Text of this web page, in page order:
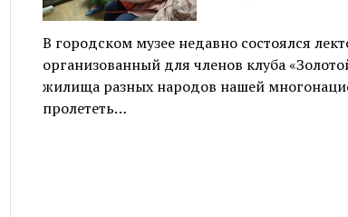
В городском музее недавно состоялся
организованный для членов клуба
жилища разных народов нашей
пролететь…